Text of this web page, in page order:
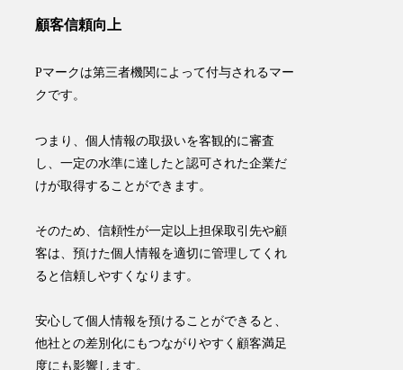
顧客信頼向上
Pマークは第三者機関によって付与されるマー
ク です。
つまり、個人情報の取扱いを客観的に審査
し、一定の水準に達したと認可された企業だ
けが取得することができます 。
そのため、信頼性が一定以上担保取引先や顧
客は、預けた個人情報を適切に管理してくれ
ると信頼しやすくなります。
安心して個人情報を預けることができると、
他社との差別化にもつながりやすく顧客満足
度にも影響します。